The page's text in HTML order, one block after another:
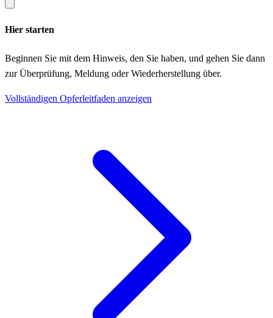
Hier starten
Beginnen Sie mit dem Hinweis, den Sie haben, und gehen Sie dann
zur Überprüfung, Meldung oder Wiederherstellung über.
Vollständigen Opferleitfaden anzeigen